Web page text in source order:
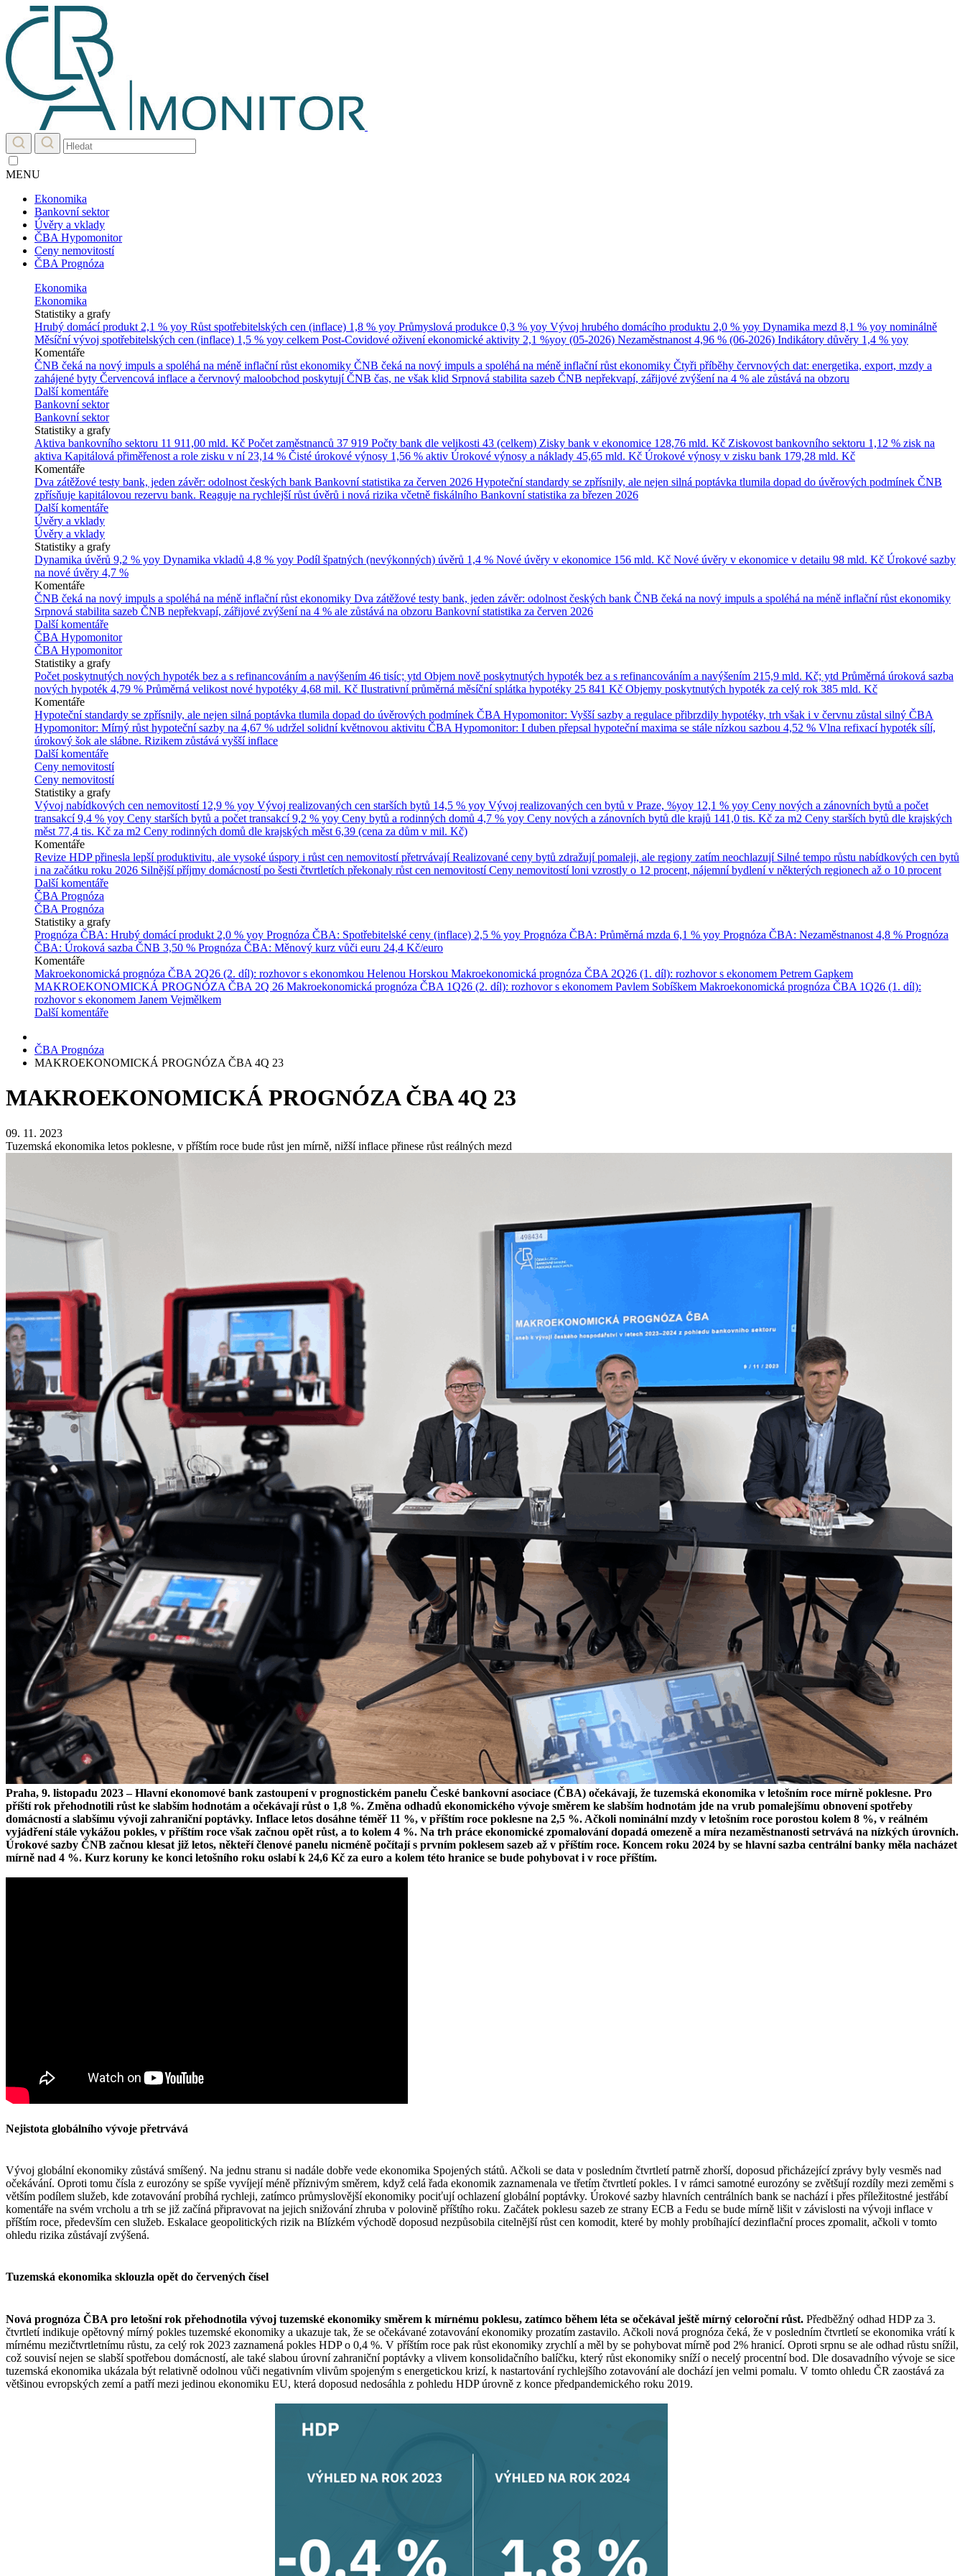
MENU
Ekonomika
Bankovní sektor
Úvěry a vklady
ČBA Hypomonitor
Ceny nemovitostí
ČBA Prognóza
Ekonomika
Ekonomika
Statistiky a grafy
Hrubý domácí produkt 2,1 % yoy Růst spotřebitelských cen (inflace) 1,8 % yoy Průmyslová produkce 0,3 % yoy Vývoj hrubého domácího produktu 2,0 % yoy Dynamika mezd 8,1 % yoy nominálně
Měsíční vývoj spotřebitelských cen (inflace) 1,5 % yoy celkem Post-Covidové oživení ekonomické aktivity 2,1 %yoy (05-2026) Nezaměstnanost 4,96 % (06-2026) Indikátory důvěry 1,4 % yoy
Komentáře
ČNB čeká na nový impuls a spoléhá na méně inflační růst ekonomiky ČNB čeká na nový impuls a spoléhá na méně inflační růst ekonomiky Čtyři příběhy červnových dat: energetika, export, mzdy a
zahájené byty Červencová inflace a červnový maloobchod poskytují ČNB čas, ne však klid Srpnová stabilita sazeb ČNB nepřekvapí, zářijové zvýšení na 4 % ale zůstává na obzoru
Další komentáře
Bankovní sektor
Bankovní sektor
Statistiky a grafy
Aktiva bankovního sektoru 11 911,00 mld. Kč Počet zaměstnanců 37 919 Počty bank dle velikosti 43 (celkem) Zisky bank v ekonomice 128,76 mld. Kč Ziskovost bankovního sektoru 1,12 % zisk na
aktiva Kapitálová přiměřenost a role zisku v ní 23,14 % Čisté úrokové výnosy 1,56 % aktiv Úrokové výnosy a náklady 45,65 mld. Kč Úrokové výnosy v zisku bank 179,28 mld. Kč
Komentáře
Dva zátěžové testy bank, jeden závěr: odolnost českých bank Bankovní statistika za červen 2026 Hypoteční standardy se zpřísnily, ale nejen silná poptávka tlumila dopad do úvěrových podmínek ČNB
zpřísňuje kapitálovou rezervu bank. Reaguje na rychlejší růst úvěrů i nová rizika včetně fiskálního Bankovní statistika za březen 2026
Další komentáře
Úvěry a vklady
Úvěry a vklady
Statistiky a grafy
Dynamika úvěrů 9,2 % yoy Dynamika vkladů 4,8 % yoy Podíl špatných (nevýkonných) úvěrů 1,4 % Nové úvěry v ekonomice 156 mld. Kč Nové úvěry v ekonomice v detailu 98 mld. Kč Úrokové sazby
na nové úvěry 4,7 %
Komentáře
ČNB čeká na nový impuls a spoléhá na méně inflační růst ekonomiky Dva zátěžové testy bank, jeden závěr: odolnost českých bank ČNB čeká na nový impuls a spoléhá na méně inflační růst ekonomiky
Srpnová stabilita sazeb ČNB nepřekvapí, zářijové zvýšení na 4 % ale zůstává na obzoru Bankovní statistika za červen 2026
Další komentáře
ČBA Hypomonitor
ČBA Hypomonitor
Statistiky a grafy
Počet poskytnutých nových hypoték bez a s refinancováním a navýšením 46 tisíc; ytd Objem nově poskytnutých hypoték bez a s refinancováním a navýšením 215,9 mld. Kč; ytd Průměrná úroková sazba
nových hypoték 4,79 % Průměrná velikost nové hypotéky 4,68 mil. Kč Ilustrativní průměrná měsíční splátka hypotéky 25 841 Kč Objemy poskytnutých hypoték za celý rok 385 mld. Kč
Komentáře
Hypoteční standardy se zpřísnily, ale nejen silná poptávka tlumila dopad do úvěrových podmínek ČBA Hypomonitor: Vyšší sazby a regulace přibrzdily hypotéky, trh však i v červnu zůstal silný ČBA
Hypomonitor: Mírný růst hypoteční sazby na 4,67 % udržel solidní květnovou aktivitu ČBA Hypomonitor: I duben přepsal hypoteční maxima se stále nízkou sazbou 4,52 % Vlna refixací hypoték sílí,
úrokový šok ale slábne. Rizikem zůstává vyšší inflace
Další komentáře
Ceny nemovitostí
Ceny nemovitostí
Statistiky a grafy
Vývoj nabídkových cen nemovitostí 12,9 % yoy Vývoj realizovaných cen starších bytů 14,5 % yoy Vývoj realizovaných cen bytů v Praze, %yoy 12,1 % yoy Ceny nových a zánovních bytů a počet
transakcí 9,4 % yoy Ceny starších bytů a počet transakcí 9,2 % yoy Ceny bytů a rodinných domů 4,7 % yoy Ceny nových a zánovních bytů dle krajů 141,0 tis. Kč za m2 Ceny starších bytů dle krajských
měst 77,4 tis. Kč za m2 Ceny rodinných domů dle krajských měst 6,39 (cena za dům v mil. Kč)
Komentáře
Revize HDP přinesla lepší produktivitu, ale vysoké úspory i růst cen nemovitostí přetrvávají Realizované ceny bytů zdražují pomaleji, ale regiony zatím neochlazují Silné tempo růstu nabídkových cen bytů
i na začátku roku 2026 Silnější příjmy domácností po šesti čtvrtletích překonaly růst cen nemovitostí Ceny nemovitostí loni vzrostly o 12 procent, nájemní bydlení v některých regionech až o 10 procent
Další komentáře
ČBA Prognóza
ČBA Prognóza
Statistiky a grafy
Prognóza ČBA: Hrubý domácí produkt 2,0 % yoy Prognóza ČBA: Spotřebitelské ceny (inflace) 2,5 % yoy Prognóza ČBA: Průměrná mzda 6,1 % yoy Prognóza ČBA: Nezaměstnanost 4,8 % Prognóza
ČBA: Úroková sazba ČNB 3,50 % Prognóza ČBA: Měnový kurz vůči euru 24,4 Kč/euro
Komentáře
Makroekonomická prognóza ČBA 2Q26 (2. díl): rozhovor s ekonomkou Helenou Horskou Makroekonomická prognóza ČBA 2Q26 (1. díl): rozhovor s ekonomem Petrem Gapkem
MAKROEKONOMICKÁ PROGNÓZA ČBA 2Q 26 Makroekonomická prognóza ČBA 1Q26 (2. díl): rozhovor s ekonomem Pavlem Sobíškem Makroekonomická prognóza ČBA 1Q26 (1. díl):
rozhovor s ekonomem Janem Vejmělkem
Další komentáře
ČBA Prognóza
MAKROEKONOMICKÁ PROGNÓZA ČBA 4Q 23
MAKROEKONOMICKÁ PROGNÓZA ČBA 4Q 23
09. 11. 2023
Tuzemská ekonomika letos poklesne, v příštím roce bude růst jen mírně, nižší inflace přinese růst reálných mezd
Praha, 9. listopadu 2023 – Hlavní ekonomové bank zastoupení v prognostickém panelu České bankovní asociace (ČBA) očekávají, že tuzemská ekonomika v letošním roce mírně poklesne. Pro
příští rok přehodnotili růst ke slabším hodnotám a očekávají růst o 1,8 %. Změna odhadů ekonomického vývoje směrem ke slabším hodnotám jde na vrub pomalejšímu obnovení spotřeby
domácností a slabšímu vývoji zahraniční poptávky. Inflace letos dosáhne téměř 11 %, v příštím roce poklesne na 2,5 %. Ačkoli nominální mzdy v letošním roce porostou kolem 8 %, v reálném
vyjádření stále vykážou pokles, v příštím roce však začnou opět růst, a to kolem 4 %. Na trh práce ekonomické zpomalování dopadá omezeně a míra nezaměstnanosti setrvává na nízkých úrovních.
Úrokové sazby ČNB začnou klesat již letos, někteří členové panelu nicméně počítají s prvním poklesem sazeb až v příštím roce. Koncem roku 2024 by se hlavní sazba centrální banky měla nacházet
mírně nad 4 %. Kurz koruny ke konci letošního roku oslabí k 24,6 Kč za euro a kolem této hranice se bude pohybovat i v roce příštím.
Nejistota globálního vývoje přetrvává
Vývoj globální ekonomiky zůstává smíšený. Na jednu stranu si nadále dobře vede ekonomika Spojených států. Ačkoli se data v posledním čtvrtletí patrně zhorší, doposud přicházející zprávy byly vesměs nad
očekávání. Oproti tomu čísla z eurozóny se spíše vyvíjejí méně příznivým směrem, když celá řada ekonomik zaznamenala ve třetím čtvrtletí pokles. I v rámci samotné eurozóny se zvětšují rozdíly mezi zeměmi s
větším podílem služeb, kde zotavování probíhá rychleji, zatímco průmyslovější ekonomiky pociťují ochlazení globální poptávky. Úrokové sazby hlavních centrálních bank se nachází i přes příležitostné jestřábí
komentáře na svém vrcholu a trh se již začíná připravovat na jejich snižování zhruba v polovině příštího roku. Začátek poklesu sazeb ze strany ECB a Fedu se bude mírně lišit v závislosti na vývoji inflace v
příštím roce, především cen služeb. Eskalace geopolitických rizik na Blízkém východě doposud nezpůsobila citelnější růst cen komodit, které by mohly probíhající dezinflační proces zpomalit, ačkoli v tomto
ohledu rizika zůstávají zvýšená.
Tuzemská ekonomika sklouzla opět do červených čísel
Nová prognóza ČBA pro letošní rok přehodnotila vývoj tuzemské ekonomiky směrem k mírnému poklesu, zatímco během léta se očekával ještě mírný celoroční růst. Předběžný odhad HDP za 3.
čtvrtletí indikuje opětovný mírný pokles tuzemské ekonomiky a ukazuje tak, že se očekávané zotavování ekonomiky prozatím zastavilo. Ačkoli nová prognóza čeká, že v posledním čtvrtletí se ekonomika vrátí k
mírnému mezičtvrtletnímu růstu, za celý rok 2023 zaznamená pokles HDP o 0,4 %. V příštím roce pak růst ekonomiky zrychlí a měl by se pohybovat mírně pod 2% hranicí. Oproti srpnu se ale odhad růstu snížil,
což souvisí nejen se slabší spotřebou domácností, ale také slabou úrovní zahraniční poptávky a vlivem konsolidačního balíčku, který růst ekonomiky sníží o necelý procentní bod. Dle dosavadního vývoje se sice
tuzemská ekonomika ukázala být relativně odolnou vůči negativním vlivům spojeným s energetickou krizí, k nastartování rychlejšího zotavování ale dochází jen velmi pomalu. V tomto ohledu ČR zaostává za
většinou evropských zemí a patří mezi jedinou ekonomiku EU, která doposud nedosáhla z pohledu HDP úrovně z konce předpandemického roku 2019.